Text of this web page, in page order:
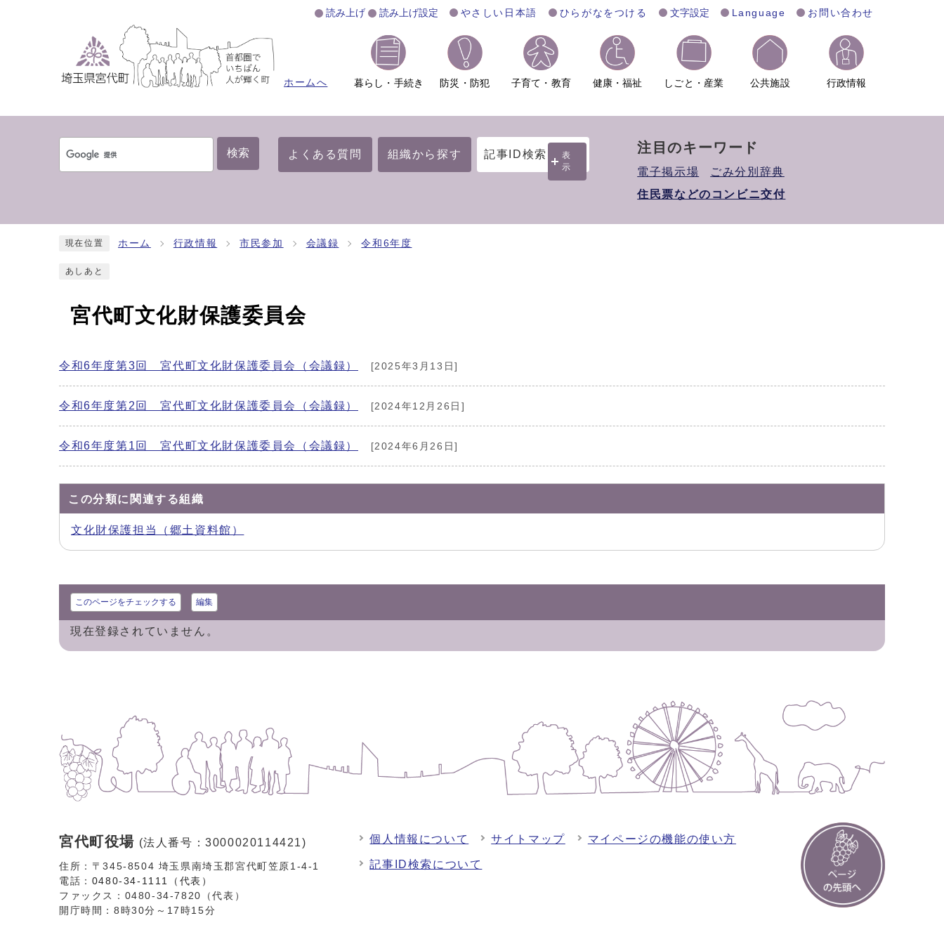
読み上げ 読み上げ設定 やさしい日本語 ひらがなをつける 文字設定 Language お問い合わせ
ホームへ 暮らし・手続き 防災・防犯 子育て・教育 健康・福祉 しごと・産業 公共施設 行政情報
検索 よくある質問 組織から探す 記事ID検索
表
示
注目のキーワード
電子掲示場
ごみ分別辞典
住民票などのコンビニ交付
現在位置 ホーム 行政情報 市民参加 会議録 令和6年度
あしあと
宮代町文化財保護委員会
令和6年度第3回 宮代町文化財保護委員会（会議録） [2025年3月13日]
令和6年度第2回 宮代町文化財保護委員会（会議録） [2024年12月26日]
令和6年度第1回 宮代町文化財保護委員会（会議録） [2024年6月26日]
この分類に関連する組織
文化財保護担当（郷土資料館）
このページをチェックする 編集
現在登録されていません。
宮代町役場 (法人番号：3000020114421)
住所：〒345-8504 埼玉県南埼玉郡宮代町笠原1-4-1
電話： 0480-34-1111（代表）
ファックス：0480-34-7820（代表）
開庁時間：8時30分～17時15分
個人情報について サイトマップ マイページの機能の使い方
記事ID検索について